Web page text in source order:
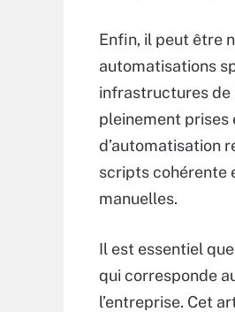
Enfin, il peut être
automatisations
infrastructures de
pleinement prises
d’automatisation
scripts cohérente
manuelles.
Il est essentiel
qui corresponde
l’entreprise. Cet